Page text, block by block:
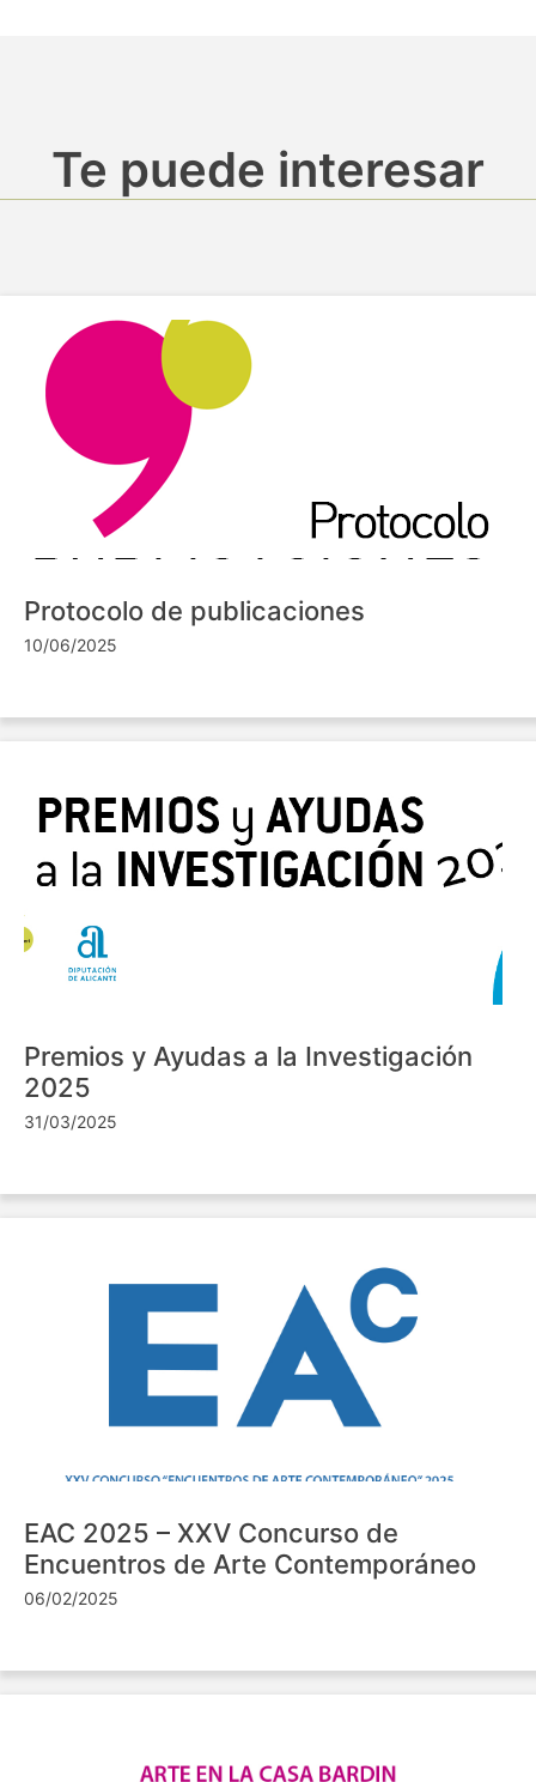
Te puede interesar
Protocolo de publicaciones
10/06/2025
Premios y Ayudas a la Investigación
2025
31/03/2025
EAC 2025 – XXV Concurso de
Encuentros de Arte Contemporáneo
06/02/2025